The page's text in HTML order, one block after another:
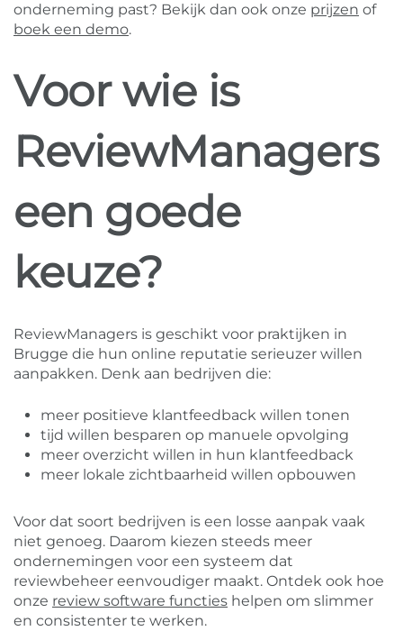
onderneming past? Bekijk dan ook onze prijzen of
boek een demo.
Voor wie is
ReviewManagers
een goede
keuze?
ReviewManagers is geschikt voor praktijken in
Brugge die hun online reputatie serieuzer willen
aanpakken. Denk aan bedrijven die:
meer positieve klantfeedback willen tonen
tijd willen besparen op manuele opvolging
meer overzicht willen in hun klantfeedback
meer lokale zichtbaarheid willen opbouwen
Voor dat soort bedrijven is een losse aanpak vaak
niet genoeg. Daarom kiezen steeds meer
ondernemingen voor een systeem dat
reviewbeheer eenvoudiger maakt. Ontdek ook hoe
onze review software functies helpen om slimmer
en consistenter te werken.